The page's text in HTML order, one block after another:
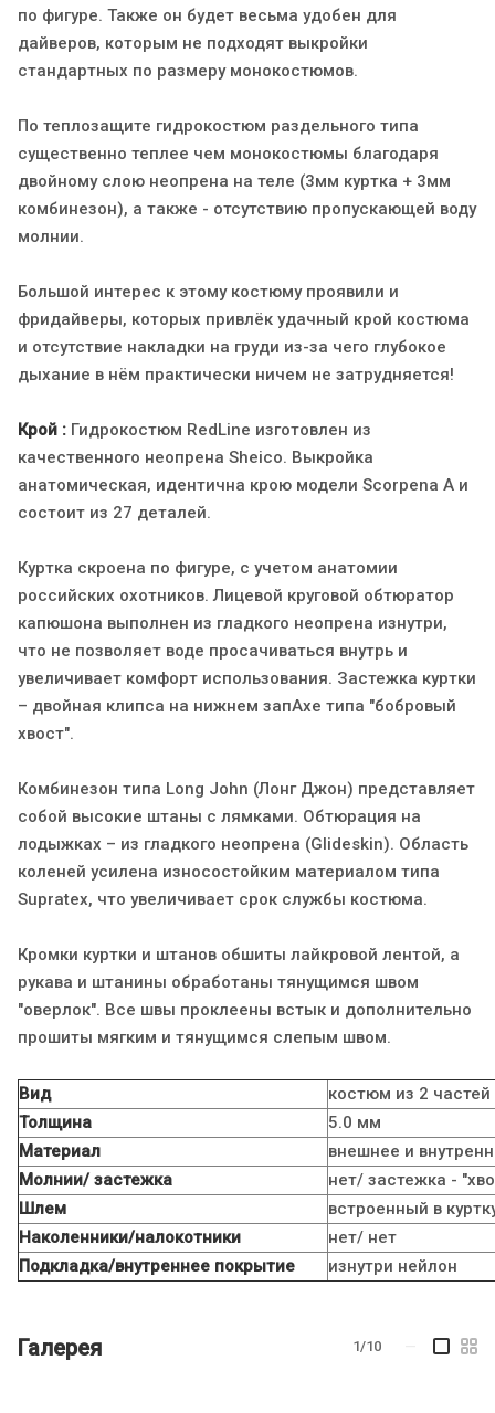
по фигуре. Также он будет весьма удобен для
дайверов, которым не подходят выкройки
стандартных по размеру монокостюмов.
По теплозащите гидрокостюм раздельного типа
существенно теплее чем монокостюмы благодаря
двойному слою неопрена на теле (3мм куртка + 3мм
комбинезон), а также - отсутствию пропускающей воду
молнии.
Большой интерес к этому костюму проявили и
фридайверы, которых привлёк удачный крой костюма
и отсутствие накладки на груди из-за чего глубокое
дыхание в нём практически ничем не затрудняется!
Крой : Гидрокостюм RedLine изготовлен из
качественного неопрена Sheico. Выкройка
анатомическая, идентична крою модели Scorpena A и
состоит из 27 деталей.
Куртка скроена по фигуре, с учетом анатомии
российских охотников. Лицевой круговой обтюратор
капюшона выполнен из гладкого неопрена изнутри,
что не позволяет воде просачиваться внутрь и
увеличивает комфорт использования. Застежка куртки
– двойная клипса на нижнем запАхе типа "бобровый
хвост".
Комбинезон типа Long John (Лонг Джон) представляет
собой высокие штаны с лямками. Обтюрация на
лодыжках – из гладкого неопрена (Glideskin). Область
коленей усилена износостойким материалом типа
Supratex, что увеличивает срок службы костюма.
Кромки куртки и штанов обшиты лайкровой лентой, а
рукава и штанины обработаны тянущимся швом
"оверлок". Все швы проклеены встык и дополнительно
прошиты мягким и тянущимся слепым швом.
Вид
костюм из 2
Толщина
5.0 мм
Материал
внешнее и
Молнии/ застежка
нет/ застежка -
Шлем
встроенный в
Наколенники/налокотники
нет/ нет
Подкладка/внутреннее покрытие
изнутри нейлон
Галерея 1/10